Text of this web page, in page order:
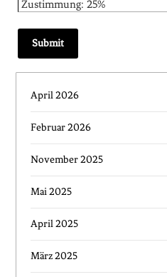
April 2026
Februar 2026
November 2025
Mai 2025
April 2025
März 2025